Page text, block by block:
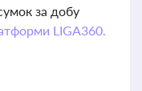
за добу
LIGA360.